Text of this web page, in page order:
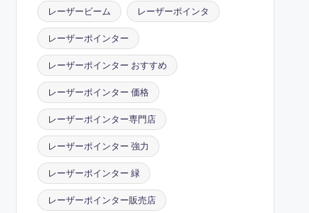
レーザービーム レーザーポインタ
レーザーポインター
レーザーポインター おすすめ
レーザーポインター 価格
レーザーポインター専門店
レーザーポインター 強力
レーザーポインター 緑
レーザーポインター販売店